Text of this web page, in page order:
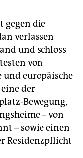
gegen die
verlassen
und schloss
von
und europäische
der
Bewegung,
– von
– sowie einen
Residenzpflicht